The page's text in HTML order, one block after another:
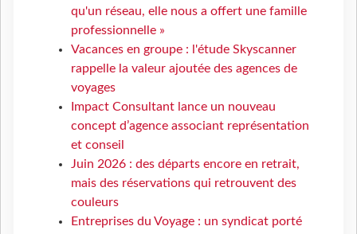
qu'un réseau, elle nous a offert une famille
professionnelle »
Vacances en groupe : l'étude Skyscanner
rappelle la valeur ajoutée des agences de
voyages
Impact Consultant lance un nouveau
concept d’agence associant représentation
et conseil
Juin 2026 : des départs encore en retrait,
mais des réservations qui retrouvent des
couleurs
Entreprises du Voyage : un syndicat porté